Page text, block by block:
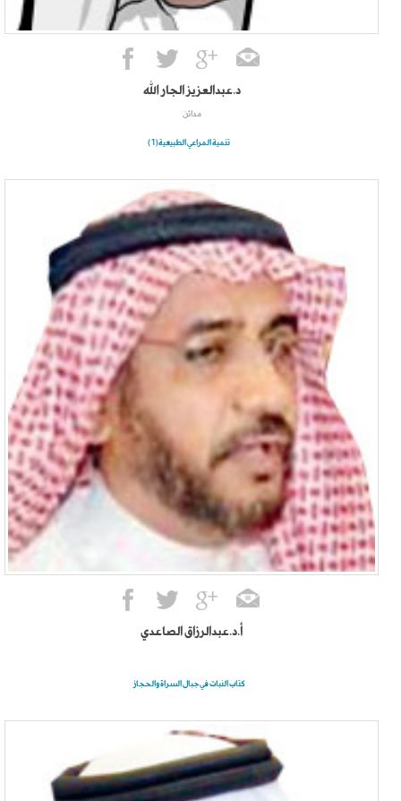
د.عبدالعزيز الجار الله
مدائن
تنمية المراعي الطبيعية(1)
أ.د.عبدالرزاق الصاعدي
كتاب النبات في جبال السراة والحجاز